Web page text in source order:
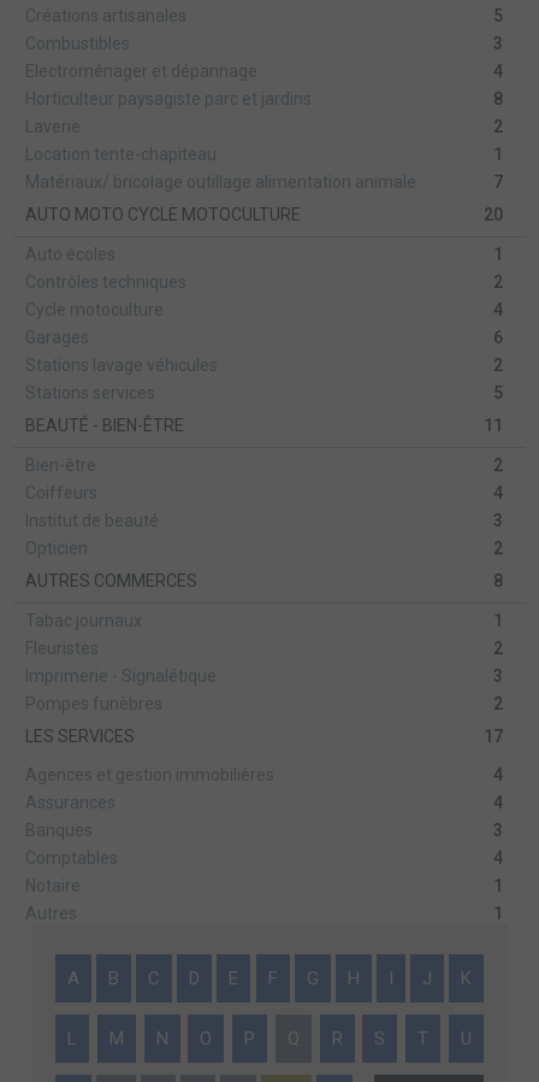
Créations artisanales
5
Combustibles
3
Electroménager et dépannage
4
Horticulteur paysagiste parc et jardins
8
Laverie
2
Location tente-chapiteau
1
Matériaux/ bricolage outillage alimentation animale
7
AUTO MOTO CYCLE MOTOCULTURE
20
Auto écoles
1
Contrôles techniques
2
Cycle motoculture
4
Garages
6
Stations lavage véhicules
2
Stations services
5
BEAUTÉ - BIEN-ÊTRE
11
Bien-être
2
Coiffeurs
4
Institut de beauté
3
Opticien
2
AUTRES COMMERCES
8
Tabac journaux
1
Fleuristes
2
Imprimerie - Signalétique
3
Pompes funèbres
2
LES SERVICES
17
Agences et gestion immobilières
4
Assurances
4
Banques
3
Comptables
4
Notaire
1
Autres
1
A B C D E F G H I J K
L M N O P Q R S T U